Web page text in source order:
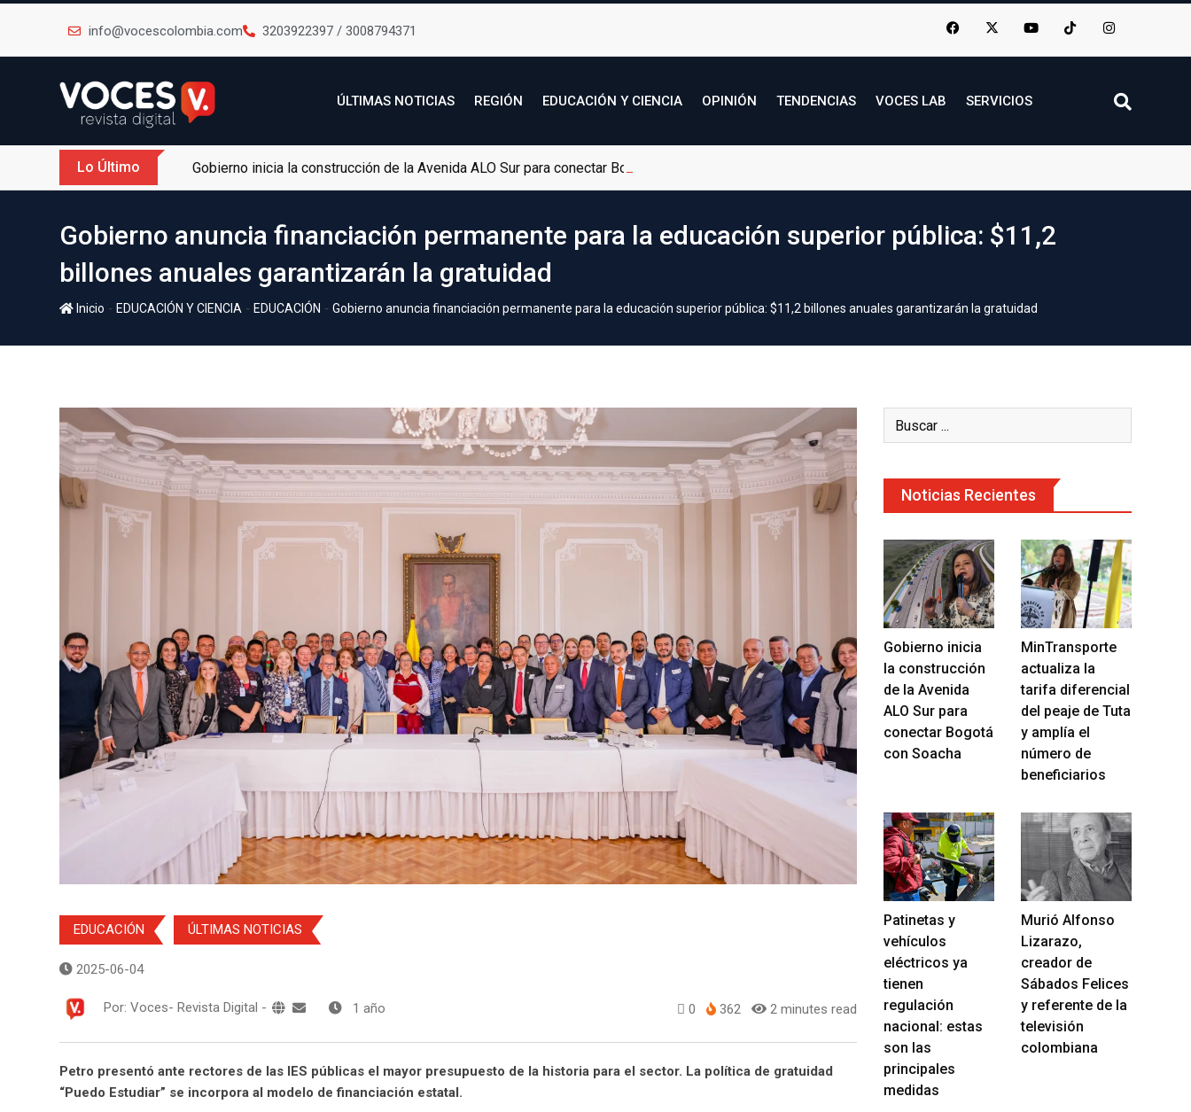
info@vocescolombia.com 3203922397 / 3008794371
ÚLTIMAS NOTICIAS REGIÓN EDUCACIÓN Y CIENCIA OPINIÓN TENDENCIAS VOCES LAB SERVICIOS
Lo Último Gobierno inicia la construcción de la Avenida ALO Sur para conectar Bogotá con Soacha
Gobierno anuncia financiación permanente para la educación superior pública: $11,2
billones anuales garantizarán la gratuidad
Inicio - EDUCACIÓN Y CIENCIA - EDUCACIÓN - Gobierno anuncia financiación permanente para la educación superior pública: $11,2 billones anuales garantizarán la gratuidad
EDUCACIÓN ÚLTIMAS NOTICIAS
2025-06-04
Por: Voces- Revista Digital - 1 año 0 362 2 minutes read
Petro presentó ante rectores de las IES públicas el mayor presupuesto de la historia para el sector. La política de gratuidad
“Puedo Estudiar” se incorpora al modelo de financiación estatal.
Noticias Recientes
Gobierno inicia
la construcción
de la Avenida
ALO Sur para
conectar Bogotá
con Soacha
MinTransporte
actualiza la
tarifa diferencial
del peaje de Tuta
y amplía el
número de
beneficiarios
Patinetas y
vehículos
eléctricos ya
tienen
regulación
nacional: estas
son las
principales
medidas
Murió Alfonso
Lizarazo,
creador de
Sábados Felices
y referente de la
televisión
colombiana